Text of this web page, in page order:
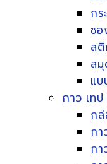
กร
ซอ
สติ
ส
แ
กาว เท
กล่
กา
ก